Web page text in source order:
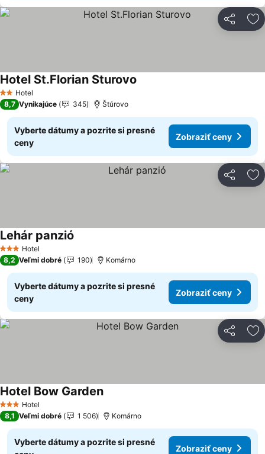
Zdieľať
2 Počet hviezdičiek
Hotel
Hotel St.Florian Sturovo
8,7 Vynikajúce 345 Štúrovo
Vyberte dátumy a pozrite si presné
ceny
Zobraziť ceny
Zdieľať
3 Počet hviezdičiek
Hotel
Lehár panzió
8,2 Veľmi dobré 190 Komárno
Vyberte dátumy a pozrite si presné
ceny
Zobraziť ceny
Zdieľať
3 Počet hviezdičiek
Hotel
Hotel Bow GardenZobraziť ceny
8,1 Veľmi dobré 1 506 Komárno
Vyberte dátumy a pozrite si presné
Zobraziť ceny